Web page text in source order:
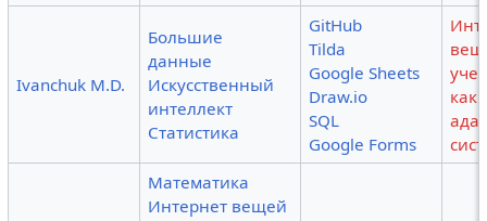
Ivanchuk M.D.
Большие
данные
Искусственный
интеллект
Статистика
GitHub
Tilda
Google Sheets
Draw.io
SQL
Google Forms
как
Математика
Интернет вещей